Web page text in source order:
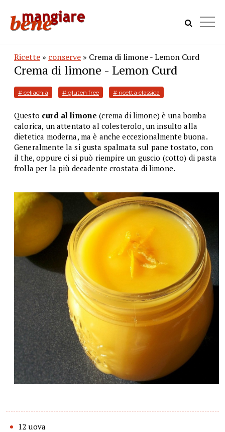
Ricette » conserve » Crema di limone - Lemon Curd
Crema di limone - Lemon Curd
# celiachia # gluten free # ricetta classica
Questo curd al limone (crema di limone) è una bomba
calorica, un attentato al colesterolo, un insulto alla
dietetica moderna, ma è anche eccezionalmente buona.
Generalmente la si gusta spalmata sul pane tostato, con
il the, oppure ci si può riempire un guscio (cotto) di pasta
frolla per la più decadente crostata di limone.
12 uova